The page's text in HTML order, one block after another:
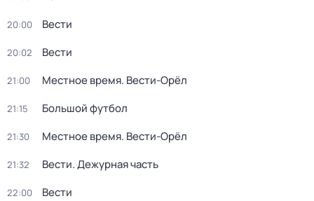
20:00 Вести
20:02 Вести
21:00 Местное время. Вести-Орёл
21:15 Большой футбол
21:30 Местное время. Вести-Орёл
21:32 Вести. Дежурная часть
22:00 Вести